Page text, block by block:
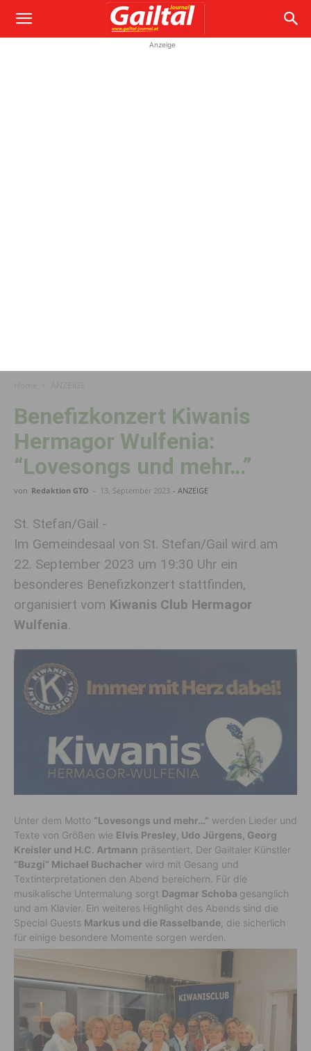
Anzeige
Benefizkonzert Kiwanis
Hermagor Wulfenia:
“Lovesongs und mehr…”
von Redaktion GTO - 13. September 2023 - ANZEIGE
St. Stefan/Gail -
Im Gemeindesaal von St. Stefan/Gail wird am
22. September 2023 um 19:30 Uhr ein
besonderes Benefizkonzert stattfinden,
organisiert vom Kiwanis Club Hermagor
Wulfenia.
Unter dem Motto “Lovesongs und mehr…” werden Lieder und
Texte von Größen wie Elvis Presley, Udo Jürgens, Georg
Kreisler und H.C. Artmann präsentiert. Der Gailtaler Künstler
“Buzgi” Michael Buchacher wird mit Gesang und
Textinterpretationen den Abend bereichern. Für die
musikalische Untermalung sorgt Dagmar Schoba gesanglich
und am Klavier. Ein weiteres Highlight des Abends sind die
Special Guests Markus und die Rasselbande , die sicherlich
für einige besondere Momente sorgen werden.